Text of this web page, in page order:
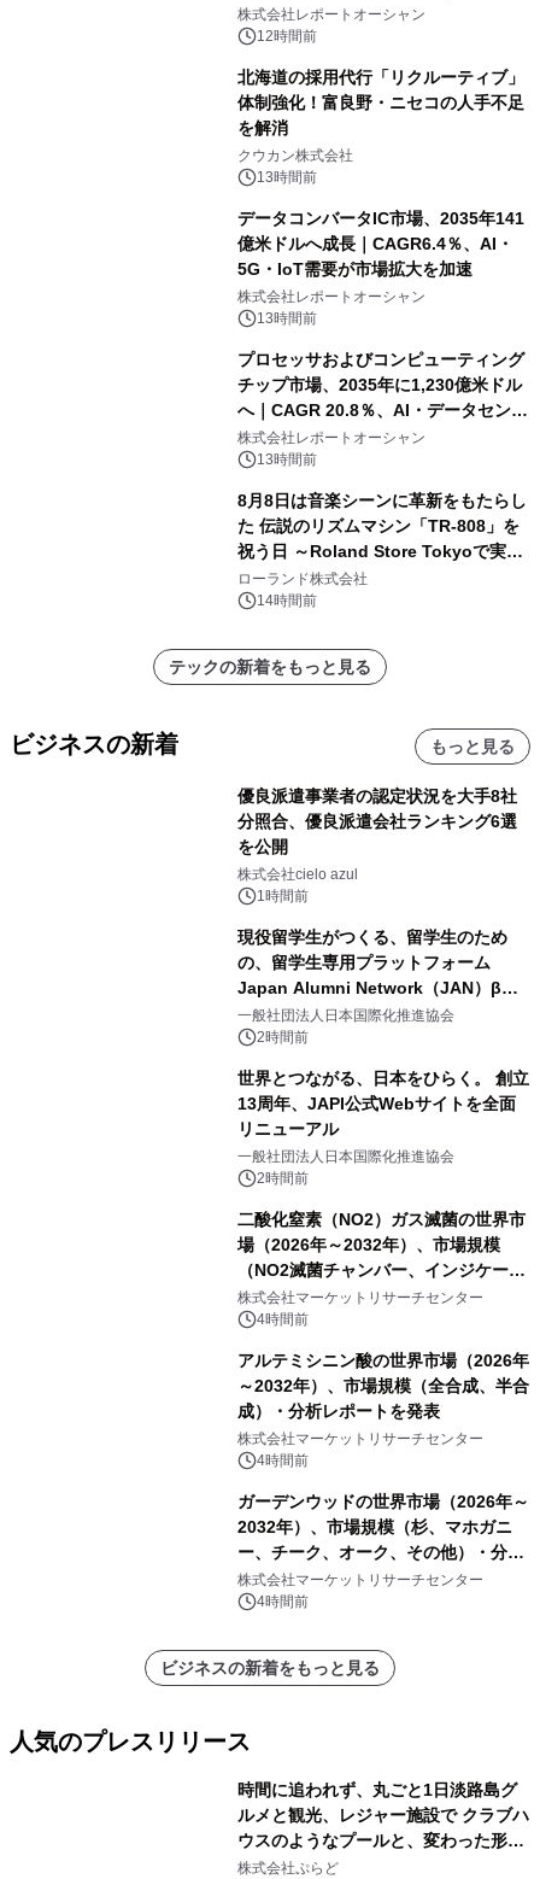
センター・高速光通信需要が成長を加
速
株式会社レポートオーシャン
12時間前
北海道の採用代行「リクルーティブ」
体制強化！富良野・ニセコの人手不足
を解消
クウカン株式会社
13時間前
データコンバータIC市場、2035年141
億米ドルへ成長｜CAGR6.4％、AI・
5G・IoT需要が市場拡大を加速
株式会社レポートオーシャン
13時間前
プロセッサおよびコンピューティング
チップ市場、2035年に1,230億米ドル
へ｜CAGR 20.8％、AI・データセンタ
ー需要が成長を牽引
株式会社レポートオーシャン
13時間前
8月8日は音楽シーンに革新をもたらし
た 伝説のリズムマシン「TR-808」を
祝う日 ～Roland Store Tokyoで実機
を展示しての 記念キャンペーンを開
催 英国ラジオ「NTS」の 特別プログ
アーティストを フィーチャーしたアニ
メーションを公開～
ローランド株式会社
14時間前
テックの新着をもっと見る
ビジネスの新着 もっと見る
優良派遣事業者の認定状況を大手8社
分照合、優良派遣会社ランキング6選
を公開
株式会社cielo azul
1時間前
現役留学生がつくる、留学生のため
の、留学生専用プラットフォーム
Japan Alumni Network（JAN）β版
をリリース
一般社団法人日本国際化推進協会
2時間前
世界とつながる、日本をひらく。 創立
13周年、JAPI公式Webサイトを全面
リニューアル
一般社団法人日本国際化推進協会
2時間前
二酸化窒素（NO2）ガス滅菌の世界市
場（2026年～2032年）、市場規模
（NO2滅菌チャンバー、インジケータ
ーおよびモニタリングシステム、その
他）・分析レポートを発表
株式会社マーケットリサーチセンター
4時間前
アルテミシニン酸の世界市場（2026年
～2032年）、市場規模（全合成、半合
成）・分析レポートを発表
株式会社マーケットリサーチセンター
4時間前
ガーデンウッドの世界市場（2026年～
2032年）、市場規模（杉、マホガニ
ー、チーク、オーク、その他）・分析
レポートを発表
株式会社マーケットリサーチセンター
4時間前
ビジネスの新着をもっと見る
人気のプレスリリース
時間に追われず、丸ごと1日淡路島グ
ルメと観光、レジャー施設で クラブハ
ウスのようなプールと、変わった形の
サウナも 「THE BOXY AWAJI」のお
株式会社ぷらど